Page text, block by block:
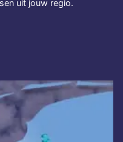
uit jouw regio.